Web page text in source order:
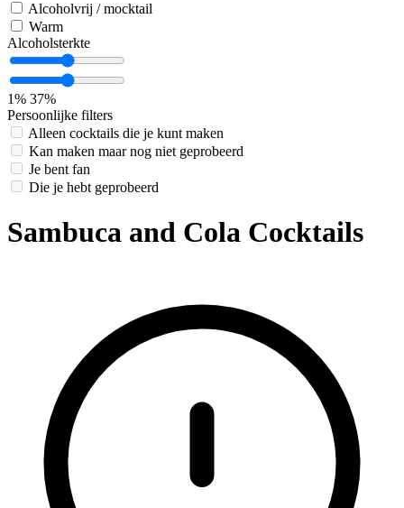
Alcoholvrij / mocktail
Warm
Alcoholsterkte
1% 37%
Persoonlijke filters
Alleen cocktails die je kunt maken
Kan maken maar nog niet geprobeerd
Je bent fan
Die je hebt geprobeerd
Sambuca and Cola Cocktails